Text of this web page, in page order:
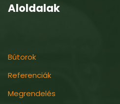
Aloldalak
Bútorok
Referenciák
Megrendelés